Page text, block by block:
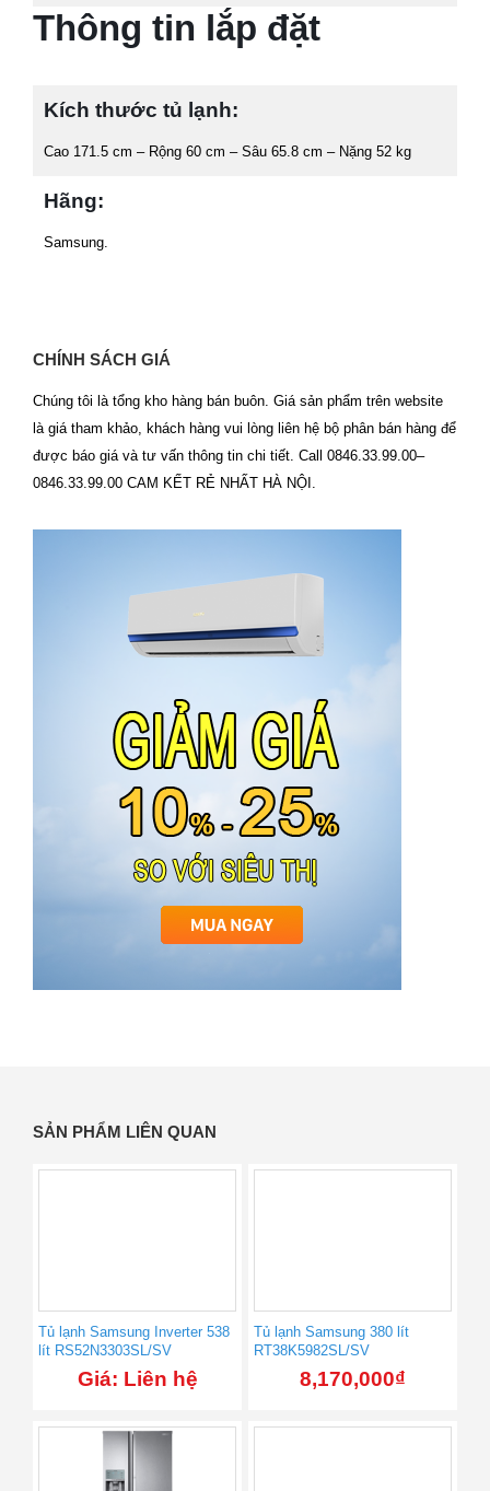
Thông tin lắp đặt
Kích thước tủ lạnh:
Cao 171.5 cm – Rộng 60 cm – Sâu 65.8 cm – Nặng 52 kg
Hãng:
Samsung.
CHÍNH SÁCH GIÁ
Chúng tôi là tổng kho hàng bán buôn. Giá sản phẩm trên website
là giá tham khảo, khách hàng vui lòng liên hệ bộ phân bán hàng để
được báo giá và tư vấn thông tin chi tiết. Call 0846.33.99.00–
0846.33.99.00 CAM KẾT RẺ NHẤT HÀ NỘI.
SẢN PHẨM LIÊN QUAN
Tủ lạnh Samsung Inverter 538
lít RS52N3303SL/SV
Giá: Liên hệ
Tủ lạnh Samsung 380 lít
RT38K5982SL/SV
8,170,000₫